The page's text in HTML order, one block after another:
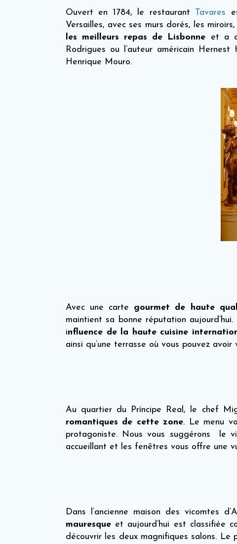
Ouvert en 1784, le restaurant Tavares
Versailles, avec ses murs dorés, les
les meilleurs repas de Lisbonne et a
Rodrigues ou l’auteur américain
Henrique Mouro.
Avec une carte gourmet de haute
maintient sa bonne réputation
influence de la haute cuisine
ainsi qu’une terrasse où vous pouvez
Au quartier du Príncipe Real, le chef
romantiques de cette zone. Le menu
protagoniste. Nous vous suggérons le
accueillant et les fenêtres vous offre une
Dans l’ancienne maison des vicomtes
mauresque et aujourd’hui est classifiée
découvrir les deux magnifiques salons.